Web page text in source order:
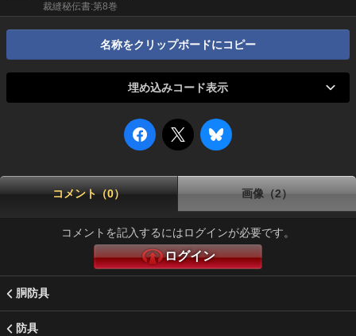
裁縫秘伝書:第8巻
名称をクリップボードにコピー
埋め込みコード表示
コメント（0） 画像（2）
コメントを記入するにはログインが必要です。
ログイン
胴防具
防具